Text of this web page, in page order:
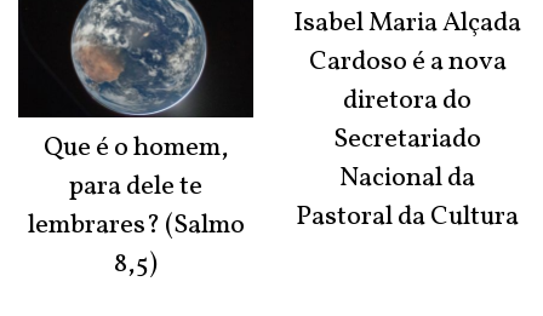
Que é o homem,
para dele te
lembrares? (Salmo
8,5)
Isabel Maria Alçada
Cardoso é a nova
diretora do
Secretariado
Nacional da
Pastoral da Cultura